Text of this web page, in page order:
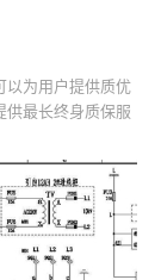
以为用户提供质优
最长终身质保服